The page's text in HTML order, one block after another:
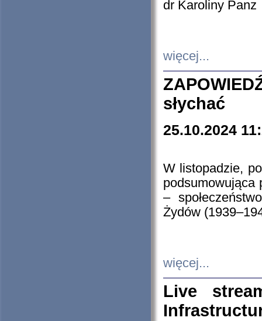
dr Karoliny Panz
więcej...
słychać
25.10.2024
W listopadzie,
podsumowująca
–
Żydów
więcej...
Live